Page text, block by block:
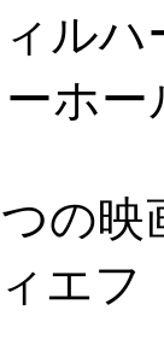
ル
ホー
の映
ィエ